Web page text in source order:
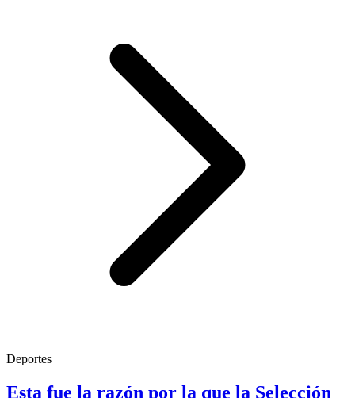
Deportes
Esta fue la razón por la que la Selección